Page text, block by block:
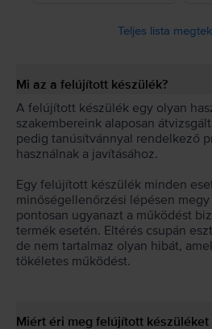
Teljes lista
Mi az a felújított készülék?
A felújított készülék egy olyan
szakembereink alaposan
pedig tanúsítvánnyal rendelkező
használnak a javításához.
Egy felújított készülék minden
minőségellenőrzési lépésen
pontosan ugyanazt a működést
termék esetén. Eltérés csupán
de nem tartalmaz olyan hibát,
tökéletes működést.
Miért éri meg felújított készüléket